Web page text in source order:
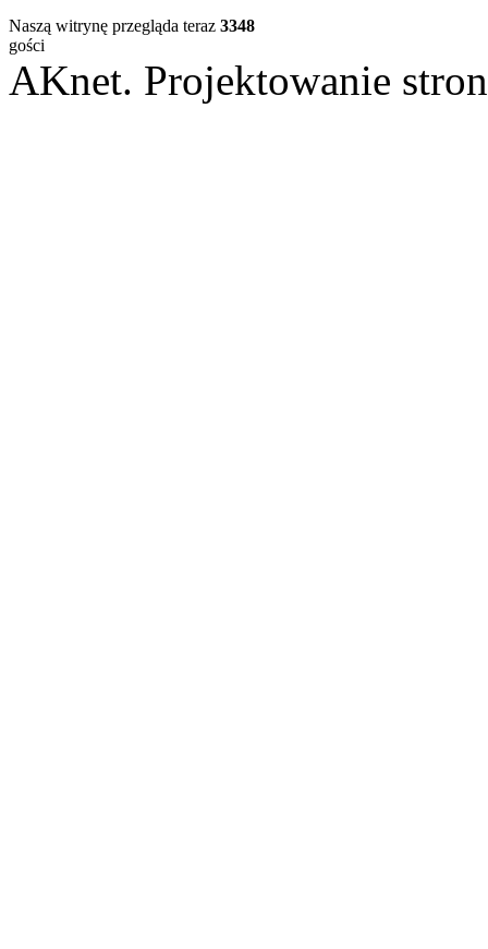
Naszą witrynę przegląda teraz 3348
gości
AKnet. Projektowanie